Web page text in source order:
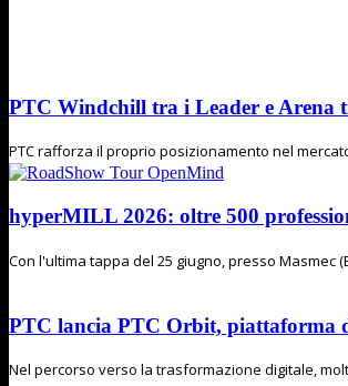
PTC Windchill tra i Leader e Arena
PTC rafforza il proprio posizionamento nel
hyperMILL 2026: oltre 500
Con l'ultima tappa del 25 giugno, presso Masmec
PTC lancia PTC Orbit, piattaforma
Nel percorso verso la trasformazione digitale,